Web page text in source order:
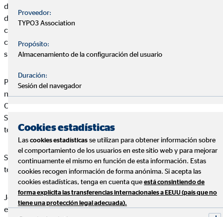
de que el acceso y uso de la página y todos los subdominios y
directorios incluidos bajo la misma (en adelante,
conjuntamente denominados como el “Web de OVB”), así
como los servicios que a través de él se puedan obtener, están
sujetos a los términos que se detallan en este Aviso Legal.
Por ello, si las consideraciones detalladas en este Aviso Legal
no son de su conformidad, rogamos no haga uso del Portal de
OVB, ya que cualquier uso que haga del mismo o de los
Servicios en él incluidos implicará la aceptación de los
términos legales recogidos en este texto.
Servicios en él incluidos implicará la aceptación de los
términos legales recogidos en este texto.
Jorge Armesto Cofán se reserva el derecho a realizar cambios
en el Web de sin previo aviso, con el objeto de actualizar,
Proveedor:
TYPO3 Association
Propósito:
Almacenamiento de la configuración del usuario
Duración:
Sesión del navegador
Cookies estadísticas
Las cookies estadísticas se utilizan para obtener información sobre
el comportamiento de los usuarios en este sitio web y para mejorar
continuamente el mismo en función de esta información. Estas
cookies recogen información de forma anónima. Si acepta las
cookies estadísticas, tenga en cuenta que está consintiendo de
forma explícita las transferencias internacionales a EEUU (país que no
tiene una protección legal adecuada).